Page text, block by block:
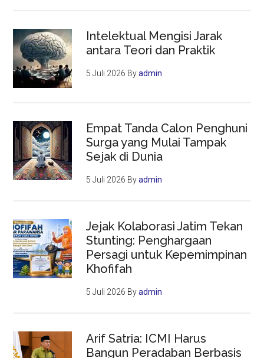
Intelektual Mengisi Jarak
antara Teori dan Praktik
5 Juli 2026 Byadmin
Empat Tanda Calon Penghuni
Surga yang Mulai Tampak
Sejak di Dunia
5 Juli 2026 Byadmin
Jejak Kolaborasi Jatim Tekan
Stunting: Penghargaan
Persagi untuk Kepemimpinan
Khofifah
5 Juli 2026 Byadmin
Arif Satria: ICMI Harus
Bangun Peradaban Berbasis